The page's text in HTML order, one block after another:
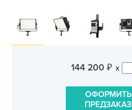
144 200 ₽ x
ОФОРМИТЬ
ПРЕДЗАКАЗ